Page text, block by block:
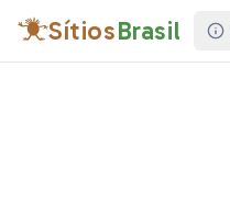
SítiosBrasil